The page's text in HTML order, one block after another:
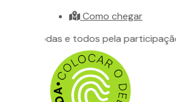
Como chegar
a todas e todos pela participação.